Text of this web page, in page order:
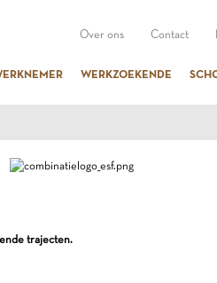
Over ons Contact
WERKZOEKENDE
trajecten.